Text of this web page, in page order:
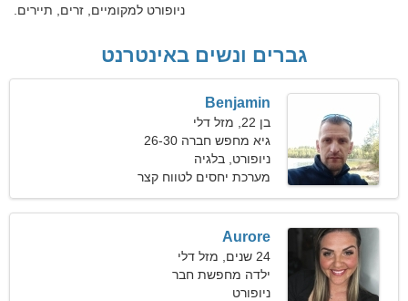
ניופורט למקומיים, זרים, תיירים.
גברים ונשים באינטרנט
Benjamin
בן 22, מזל דלי
גיא מחפש חברה 26-30
ניופורט, בלגיה
מערכת יחסים לטווח קצר
Aurore
24 שנים, מזל דלי
ילדה מחפשת חבר
ניופורט